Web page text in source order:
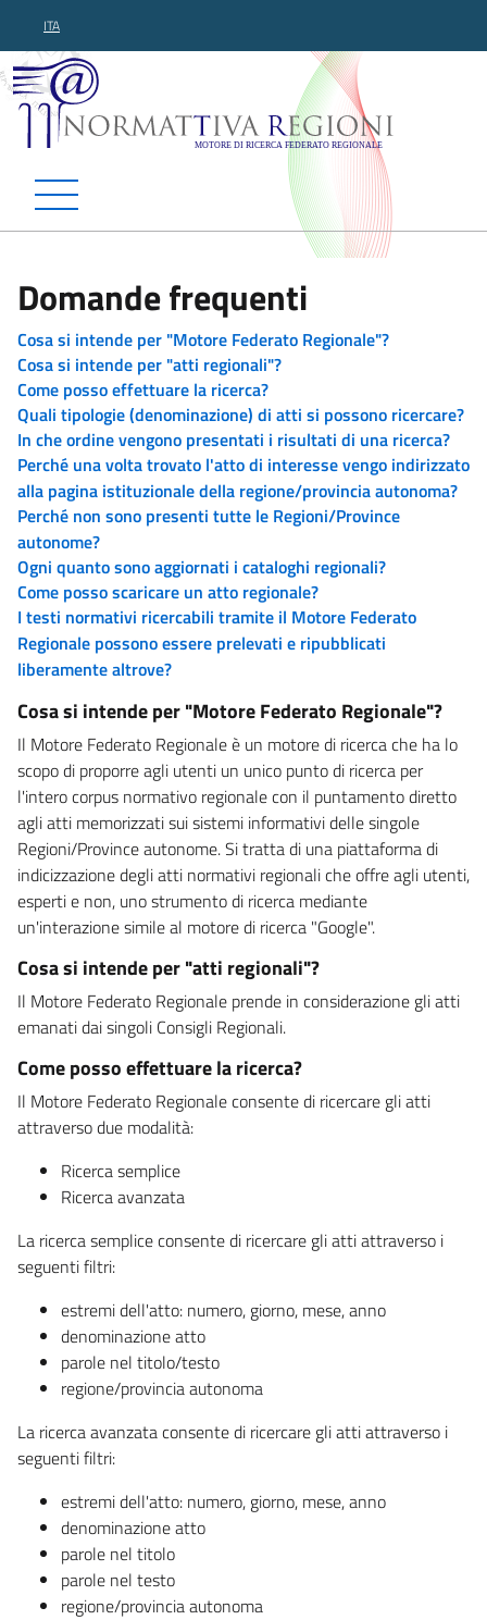
ITA
Normattiva Regioni -
Domande frequenti
Cosa si intende per "Motore Federato Regionale"?
Cosa si intende per "atti regionali"?
Come posso effettuare la ricerca?
Quali tipologie (denominazione) di atti si possono ricercare?
In che ordine vengono presentati i risultati di una ricerca?
Perché una volta trovato l'atto di interesse vengo indirizzato
alla pagina istituzionale della regione/provincia autonoma?
Perché non sono presenti tutte le Regioni/Province
autonome?
Ogni quanto sono aggiornati i cataloghi regionali?
Come posso scaricare un atto regionale?
I testi normativi ricercabili tramite il Motore Federato
Regionale possono essere prelevati e ripubblicati
liberamente altrove?
Cosa si intende per "Motore Federato Regionale"?
Il Motore Federato Regionale è un motore di ricerca che ha lo
scopo di proporre agli utenti un unico punto di ricerca per
l'intero corpus normativo regionale con il puntamento diretto
agli atti memorizzati sui sistemi informativi delle singole
Regioni/Province autonome. Si tratta di una piattaforma di
indicizzazione degli atti normativi regionali che offre agli utenti,
esperti e non, uno strumento di ricerca mediante
un'interazione simile al motore di ricerca "Google".
Cosa si intende per "atti regionali"?
Il Motore Federato Regionale prende in considerazione gli atti
emanati dai singoli Consigli Regionali.
Come posso effettuare la ricerca?
Il Motore Federato Regionale consente di ricercare gli atti
attraverso due modalità:
Ricerca semplice
Ricerca avanzata
La ricerca semplice consente di ricercare gli atti attraverso i
seguenti filtri:
estremi dell'atto: numero, giorno, mese, anno
denominazione atto
parole nel titolo/testo
regione/provincia autonoma
La ricerca avanzata consente di ricercare gli atti attraverso i
seguenti filtri:
estremi dell'atto: numero, giorno, mese, anno
denominazione atto
parole nel titolo
parole nel testo
regione/provincia autonoma